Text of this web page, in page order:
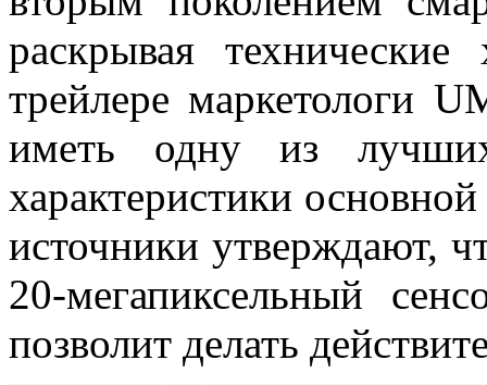
раскрывая
трейлере маркетологи
иметь одну из
характеристики
источники утверждают,
20-мегапиксельный
позволит делать